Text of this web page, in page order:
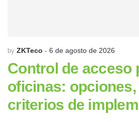
by ZKTeco 6 de agosto de 2026
Control de acceso
oficinas:
criterios de